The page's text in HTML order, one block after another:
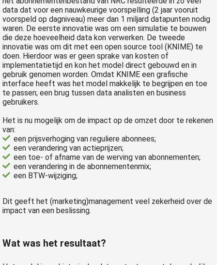
data dat voor een nauwkeurige voorspelling (2 jaar vooruit
voorspeld op dagniveau) meer dan 1 miljard datapunten nodig
waren. De eerste innovatie was om een simulatie te bouwen
die deze hoeveelheid data kon verwerken. De tweede
innovatie was om dit met een open source tool (KNIME) te
doen. Hierdoor was er geen sprake van kosten of
implementatietijd en kon het model direct gebouwd en in
gebruik genomen worden. Omdat KNIME een grafische
interface heeft was het model makkelijk te begrijpen en toe
te passen; een brug tussen data analisten en business
gebruikers.
Het is nu mogelijk om de impact op de omzet door te rekenen
van:
een prijsverhoging van reguliere abonnees;
een verandering van actieprijzen;
een toe- of afname van de werving van abonnementen;
een verandering in de abonnementenmix;
een BTW-wijziging;
Dit geeft het (marketing)management veel zekerheid over de
impact van een beslissing.
Wat was het resultaat?